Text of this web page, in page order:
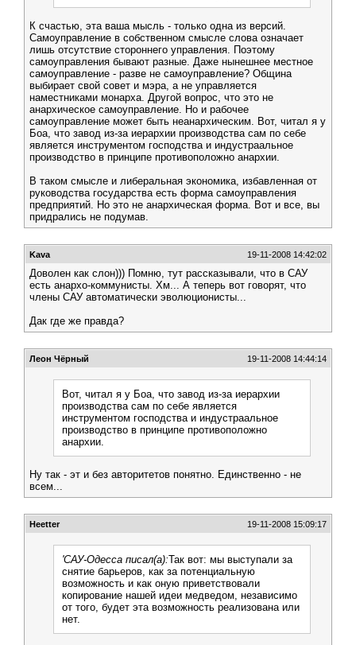
К счастью, эта ваша мысль - только одна из версий.
Самоуправление в собственном смысле слова означает
лишь отсутствие стороннего управления. Поэтому
самоуправления бывают разные. Даже нынешнее местное
самоуправление - разве не самоуправление? Община
выбирает свой совет и мэра, а не управляется
наместниками монарха. Другой вопрос, что это не
анархическое самоуправление. Но и рабочее
самоуправление может быть неанархическим. Вот, читал я у
Боа, что завод из-за иерархии производства сам по себе
является инструментом господства и индустраальное
производство в принципе противоположно анархии.
В таком смысле и либеральная экономика, избавленная от
руководства государства есть форма самоуправления
предприятий. Но это не анархическая форма. Вот и все, вы
придрались не подумав.
Kava 19-11-2008 14:42:02
Доволен как слон))) Помню, тут рассказывали, что в САУ
есть анархо-коммунисты. Хм... А теперь вот говорят, что
члены САУ автоматически эволюционисты...
Дак где же правда?
Леон Чёрный 19-11-2008 14:44:14
Вот, читал я у Боа, что завод из-за иерархии
производства сам по себе является
инструментом господства и индустраальное
производство в принципе противоположно
анархии.
Ну так - эт и без авторитетов понятно. Единственно - не
всем...
Heetter 19-11-2008 15:09:17
'САУ-Одесса писал(а):Так вот: мы выступали за
снятие барьеров, как за потенциальную
возможность и как оную приветствовали
копирование нашей идеи медведом, независимо
от того, будет эта возможность реализована или
нет.